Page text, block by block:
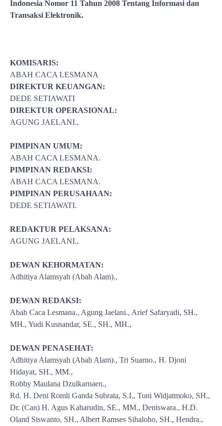
Indonesia Nomor 11 Tahun 2008 Tentang Informasi dan
Transaksi Elektronik.
KOMISARIS:
ABAH CACA LESMANA
DIREKTUR KEUANGAN:
DEDE SETIAWATI
DIREKTUR OPERASIONAL:
AGUNG JAELANI.,
PIMPINAN UMUM:
ABAH CACA LESMANA.
PIMPINAN REDAKSI:
ABAH CACA LESMANA.
PIMPINAN PERUSAHAAN:
DEDE SETIAWATI.
REDAKTUR PELAKSANA:
AGUNG JAELANI.,
DEWAN KEHORMATAN:
Adhitiya Alamsyah (Abah Alam).,
DEWAN REDAKSI:
Abah Caca Lesmana., Agung Jaelani., Arief Safaryadi, SH.,
MH., Yudi Kusnandar, SE., SH., MH.,
DEWAN PENASEHAT:
Adhitiya Alamsyah (Abah Alam)., Tri Suarno., H. Djoni
Hidayat, SH., MM.,
Robby Maulana Dzulkarnaen.,
Rd. H. Deni Romli Ganda Subrata, S.I., Toni Widjatmoko, SH.,
Dr. (Can) H. Agus Kaharudin, SE., MM., Deniswara., H.D.
Oland Siswanto, SH., Albert Ramses Sihaloho, SH., Hendra.,